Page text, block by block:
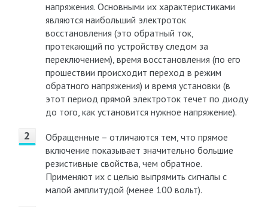
напряжения. Основными их характеристиками
являются наибольший электроток
восстановления (это обратный ток,
протекающий по устройству следом за
переключением), время восстановления (по его
прошествии происходит переход в режим
обратного напряжения) и время установки (в
этот период прямой электроток течет по диоду
до того, как установится нужное напряжение).
Обращенные – отличаются тем, что прямое
включение показывает значительно большие
резистивные свойства, чем обратное.
Применяют их с целью выпрямить сигналы с
малой амплитудой (менее 100 вольт).